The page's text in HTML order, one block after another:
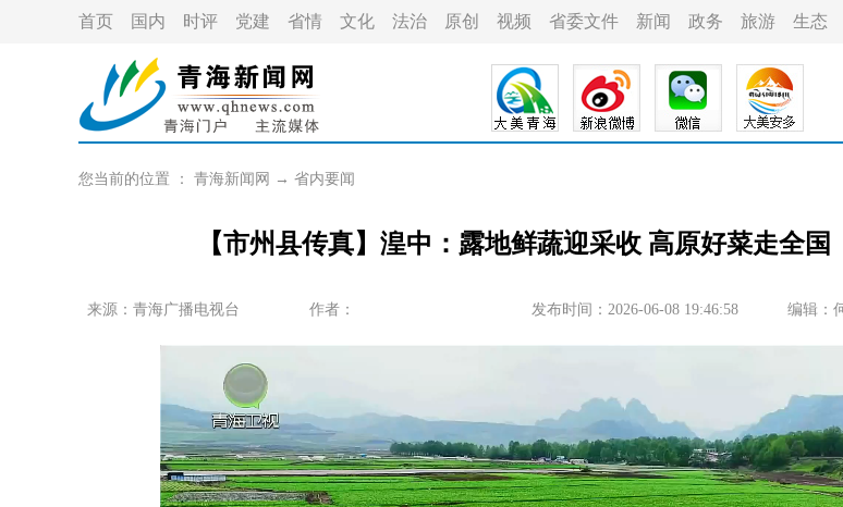
首页 国内 时评 党建 省情 文化 法治 原创 视频 省委文件 新闻 政务 旅游 生态
您当前的位置 ： 青海新闻网 → 省内要闻
【市州县传真】湟中：露地鲜蔬迎采收 高原好菜走全国
来源：青海广播电视台 作者： 发布时间：2026-06-08 19:46:58 编辑：